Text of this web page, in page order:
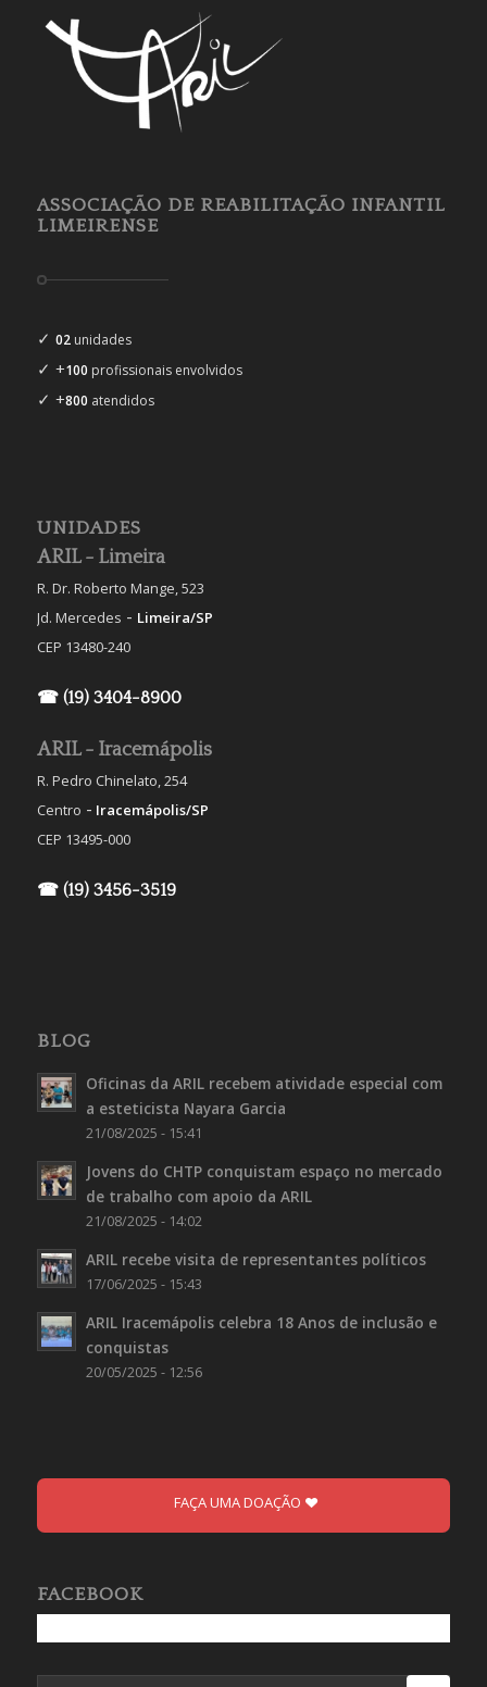
ASSOCIAÇÃO DE REABILITAÇÃO INFANTIL
LIMEIRENSE
✓ 02unidades
✓ +100 profissionais envolvidos
✓ +800 atendidos
UNIDADES
ARIL - Limeira
R. Dr. Roberto Mange, 523
Jd. Mercedes - Limeira/SP
CEP 13480-240
☎ (19) 3404-8900
ARIL - Iracemápolis
R. Pedro Chinelato, 254
Centro - Iracemápolis/SP
CEP 13495-000
☎ (19) 3456-3519
BLOG
Oficinas da ARIL recebem atividade especial com
a esteticista Nayara Garcia
21/08/2025 - 15:41
Jovens do CHTP conquistam espaço no mercado
de trabalho com apoio da ARIL
21/08/2025 - 14:02
ARIL recebe visita de representantes políticos
17/06/2025 - 15:43
ARIL Iracemápolis celebra 18 Anos de inclusão e
conquistas
20/05/2025 - 12:56
FAÇA UMA DOAÇÃO
FACEBOOK